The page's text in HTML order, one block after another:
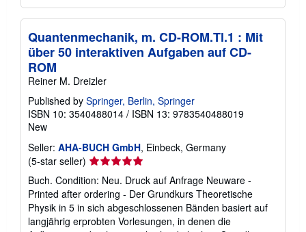
Quantenmechanik, m. CD-ROM.Tl.1 : Mit
über 50 interaktiven Aufgaben auf CD-
ROM
Reiner M. Dreizler
Published by Springer, Berlin, Springer
ISBN 10: 3540488014 / ISBN 13: 9783540488019
New
Seller: AHA-BUCH GmbH, Einbeck, Germany
(5-star seller) Seller
rating
5
out
of
5
Buch. Condition: Neu. Druck auf Anfrage Neuware -
Printed after ordering - Der Grundkurs Theoretische
Physik in 5 in sich abgeschlossenen Bänden basiert auf
langjährig erprobten Vorlesungen, in denen die